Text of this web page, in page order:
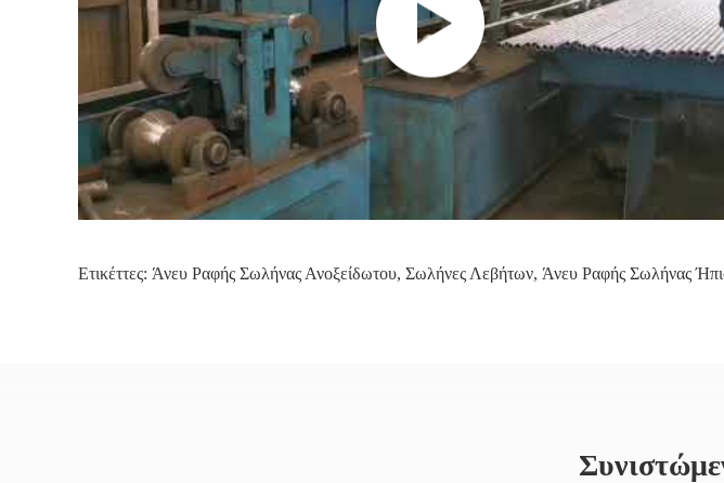
Ετικέττες: Άνευ Ραφής Σωλήνας Ανοξείδωτου, Σωλήνες Λεβήτων, Άνευ Ραφής Σωλήνας